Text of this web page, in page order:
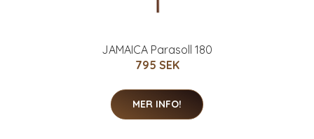
JAMAICA Parasoll 180
795 SEK
MER INFO!